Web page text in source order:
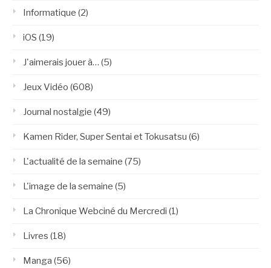
Informatique (2)
iOS (19)
J'aimerais jouer à… (5)
Jeux Vidéo (608)
Journal nostalgie (49)
Kamen Rider, Super Sentai et Tokusatsu (6)
L'actualité de la semaine (75)
L'image de la semaine (5)
La Chronique Webciné du Mercredi (1)
Livres (18)
Manga (56)